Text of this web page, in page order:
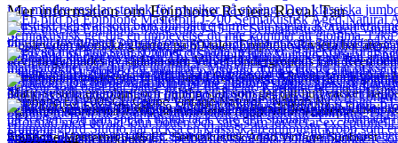
Mer information om Epiphone Riviera Royal Tan
Upplev den ikoniska gitarren på 60-talet. Epiphone Riviera har
Riviera gynnades av sådana som Velvet Undergrounds Lou Reed
laurelbrädan balanserar ut alla hårda frekvenser. Allt om denna
Matic-system en robust och pålitlig stall som ger ditt ljud vacker
lägre frekvenserna. Resultatet av sådana noggrant designade
Andra populära produkter
Epiphone EJ-200SCE Coupe Vintage Natural - Nästan Ny
6 363kr
Epiphone Masterbilt J-200 Semiakustisk Aged Natural Antique
Epiphone Masterbilt J-45 EC Semiakustisk Aged Vintage Sunburst